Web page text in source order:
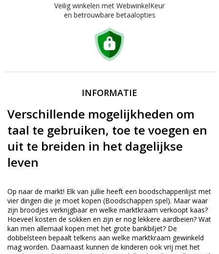
Veilig winkelen met WebwinkelKeur
en betrouwbare betaalopties
INFORMATIE
Verschillende mogelijkheden om
taal te gebruiken, toe te voegen en
uit te breiden in het dagelijkse
leven
Op naar de markt! Elk van jullie heeft een boodschappenlijst met
vier dingen die je moet kopen (Boodschappen spel). Maar waar
zijn broodjes verkrijgbaar en welke marktkraam verkoopt kaas?
Hoeveel kosten de sokken en zijn er nog lekkere aardbeien? Wat
kan men allemaal kopen met het grote bankbiljet? De
dobbelsteen bepaalt telkens aan welke marktkraam gewinkeld
mag worden. Daarnaast kunnen de kinderen ook vrij met het